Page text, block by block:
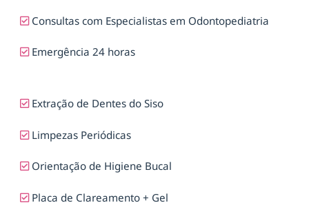
Consultas com Especialistas em Odontopediatria
Emergência 24 horas
Extração de Dentes do Siso
Limpezas Periódicas
Orientação de Higiene Bucal
Placa de Clareamento + Gel